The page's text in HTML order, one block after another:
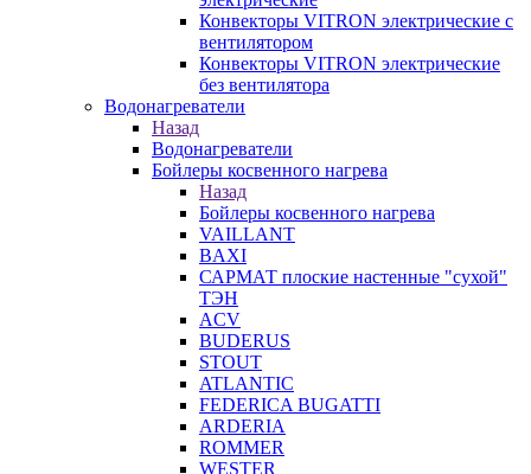
Конвекторы VITRON электрические с
вентилятором
Конвекторы VITRON электрические
без вентилятора
Водонагреватели
Назад
Водонагреватели
Бойлеры косвенного нагрева
Назад
Бойлеры косвенного нагрева
VAILLANT
BAXI
САРМАТ плоские настенные "сухой"
ТЭН
ACV
BUDERUS
STOUT
ATLANTIC
FEDERICA BUGATTI
ARDERIA
ROMMER
WESTER